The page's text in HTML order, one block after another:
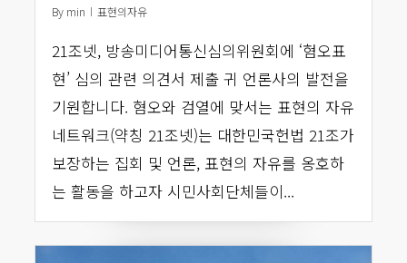
By min 표현의자유
21조넷, 방송미디어통신심의위원회에 ‘혐오표
현’ 심의 관련 의견서 제출 귀 언론사의 발전을
기원합니다. 혐오와 검열에 맞서는 표현의 자유
네트워크(약칭 21조넷)는 대한민국헌법 21조가
보장하는 집회 및 언론, 표현의 자유를 옹호하
는 활동을 하고자 시민사회단체들이...